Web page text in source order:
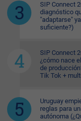
SIP Connect
diagnóstico
"adaptarse"
suficiente?)
SIP Connect
¿cómo nace
de
Tik Tok +
Uruguay
reglas para
autónoma